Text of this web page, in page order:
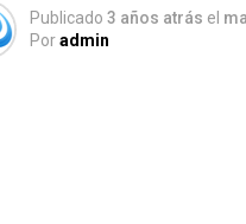
Publicado 3 años atrás el
Poradmin